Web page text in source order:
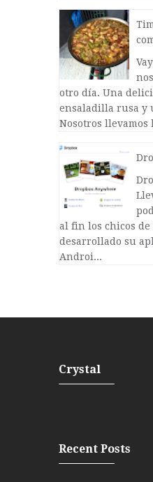
otro día. Una
ensaladilla rusa y
Nosotros llevamos
al fin los chicos
desarrollado su
Androi...
Crystal
Recent Posts